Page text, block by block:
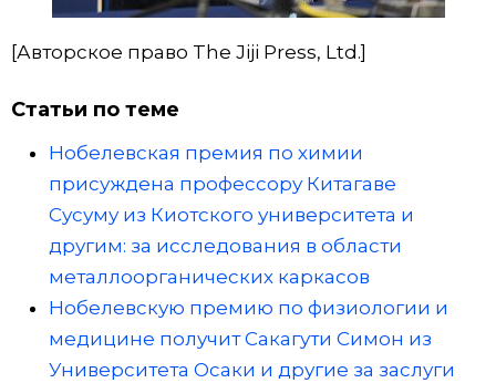
[Авторское право The Jiji Press, Ltd.]
Статьи по теме
Нобелевская премия по химии
присуждена профессору Китагаве
Сусуму из Киотского университета и
другим: за исследования в области
металлоорганических каркасов
Нобелевскую премию по физиологии и
медицине получит Сакагути Симон из
Университета Осаки и другие за заслуги